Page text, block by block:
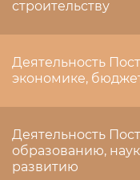
строительству
Деятельность
экономике,
Деятельность
образованию,
развитию